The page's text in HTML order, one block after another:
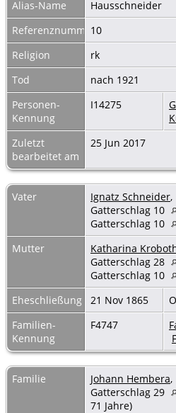
Alias-Name
Hausschneider
Referenznummer10
Religion
rk
Tod
nach 1921
Personen-
Kennung
I14275
Zuletzt
bearbeitet am
25 Jun 2017
Vater Ignatz Schneider,
Gatterschlag 10
Gatterschlag 10
Mutter
Katharina
Gatterschlag 28
Gatterschlag 10
Eheschließung
21 Nov 1865
Familien-
Kennung
F4747
Familie Johann Hembera,
Gatterschlag 29
71 Jahre)